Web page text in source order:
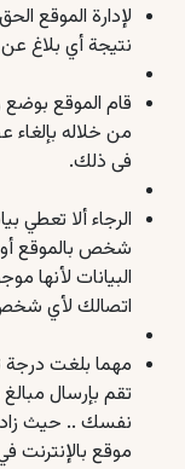
لإدارة الموقع
نتيجة أي بلاغ
قام الموقع
من خلاله بإلغاء
فى ذلك.
الرجاء ألا تعطي
شخص بالموقع أو
البيانات لأنها
اتصالك لأي شخص
مهما بلغت درجة
تقم بإرسال
نفسك .. حيث
موقع بالإنترنت